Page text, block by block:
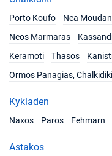
21/12/2026 -
Porto Koufo
Nea
Neos Marmaras
Keramoti
Thasos
Ormos Panagias, Chalkidiki
Kykladen
Naxos
Paros Fehmarn
Astakos